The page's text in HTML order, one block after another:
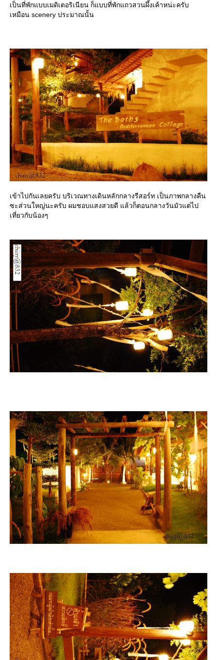
เป็นที่พักแบบเมดิเตอริเนียน ก็แบบที่พักแถวสวนผึ้งเค้าหน่ะครับ
เหมือน scenery ประมาณนั้น
เข้าไปกันเลยครับ บริเวณทางเดินหลักกลางรีสอร์ท เป็นภาพกลางคืน
ซะส่วนใหญ่นะครับ ผมชอบแสงสวยดี แล้วก็ตอนกลางวันมัวแต่ไป
เที่ยวกับน้องๆ